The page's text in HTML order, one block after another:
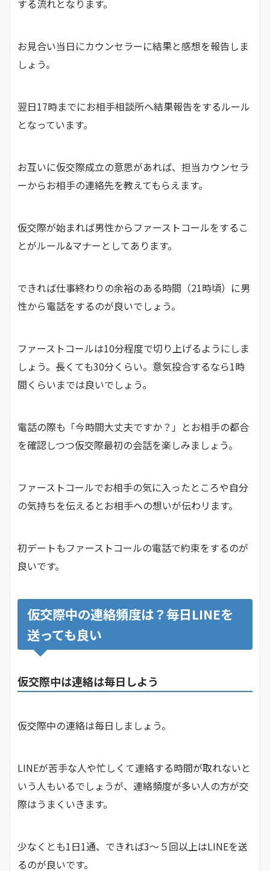
する流れとなります。
お見合い当日にカウンセラーに結果と感想を報告しま
しょう。
翌日17時までにお相手相談所へ結果報告をするルール
となっています。
お互いに仮交際成立の意思があれば、担当カウンセラ
ーからお相手の連絡先を教えてもらえます。
仮交際が始まれば男性からファーストコールをするこ
とがルール&マナーとしてあります。
できれば仕事終わりの余裕のある時間（21時頃）に男
性から電話をするのが良いでしょう。
ファーストコールは10分程度で切り上げるようにしま
しょう。長くても30分くらい。意気投合するなら1時
間くらいまでは良いでしょう。
電話の際も「今時間大丈夫ですか？」とお相手の都合
を確認しつつ仮交際最初の会話を楽しみましょう。
ファーストコールでお相手の気に入ったところや自分
の気持ちを伝えるとお相手への想いが伝わリます。
初デートもファーストコールの電話で約束をするのが
良いです。
仮交際中の連絡頻度は？毎日LINEを
送っても良い
仮交際中は連絡は毎日しよう
仮交際中の連絡は毎日しましょう。
LINEが苦手な人や忙しくて連絡する時間が取れないと
いう人もいるでしょうが、連絡頻度が多い人の方が交
際はうまくいきます。
少なくとも1日1通、できれば3〜５回以上はLINEを送
るのが良いです。